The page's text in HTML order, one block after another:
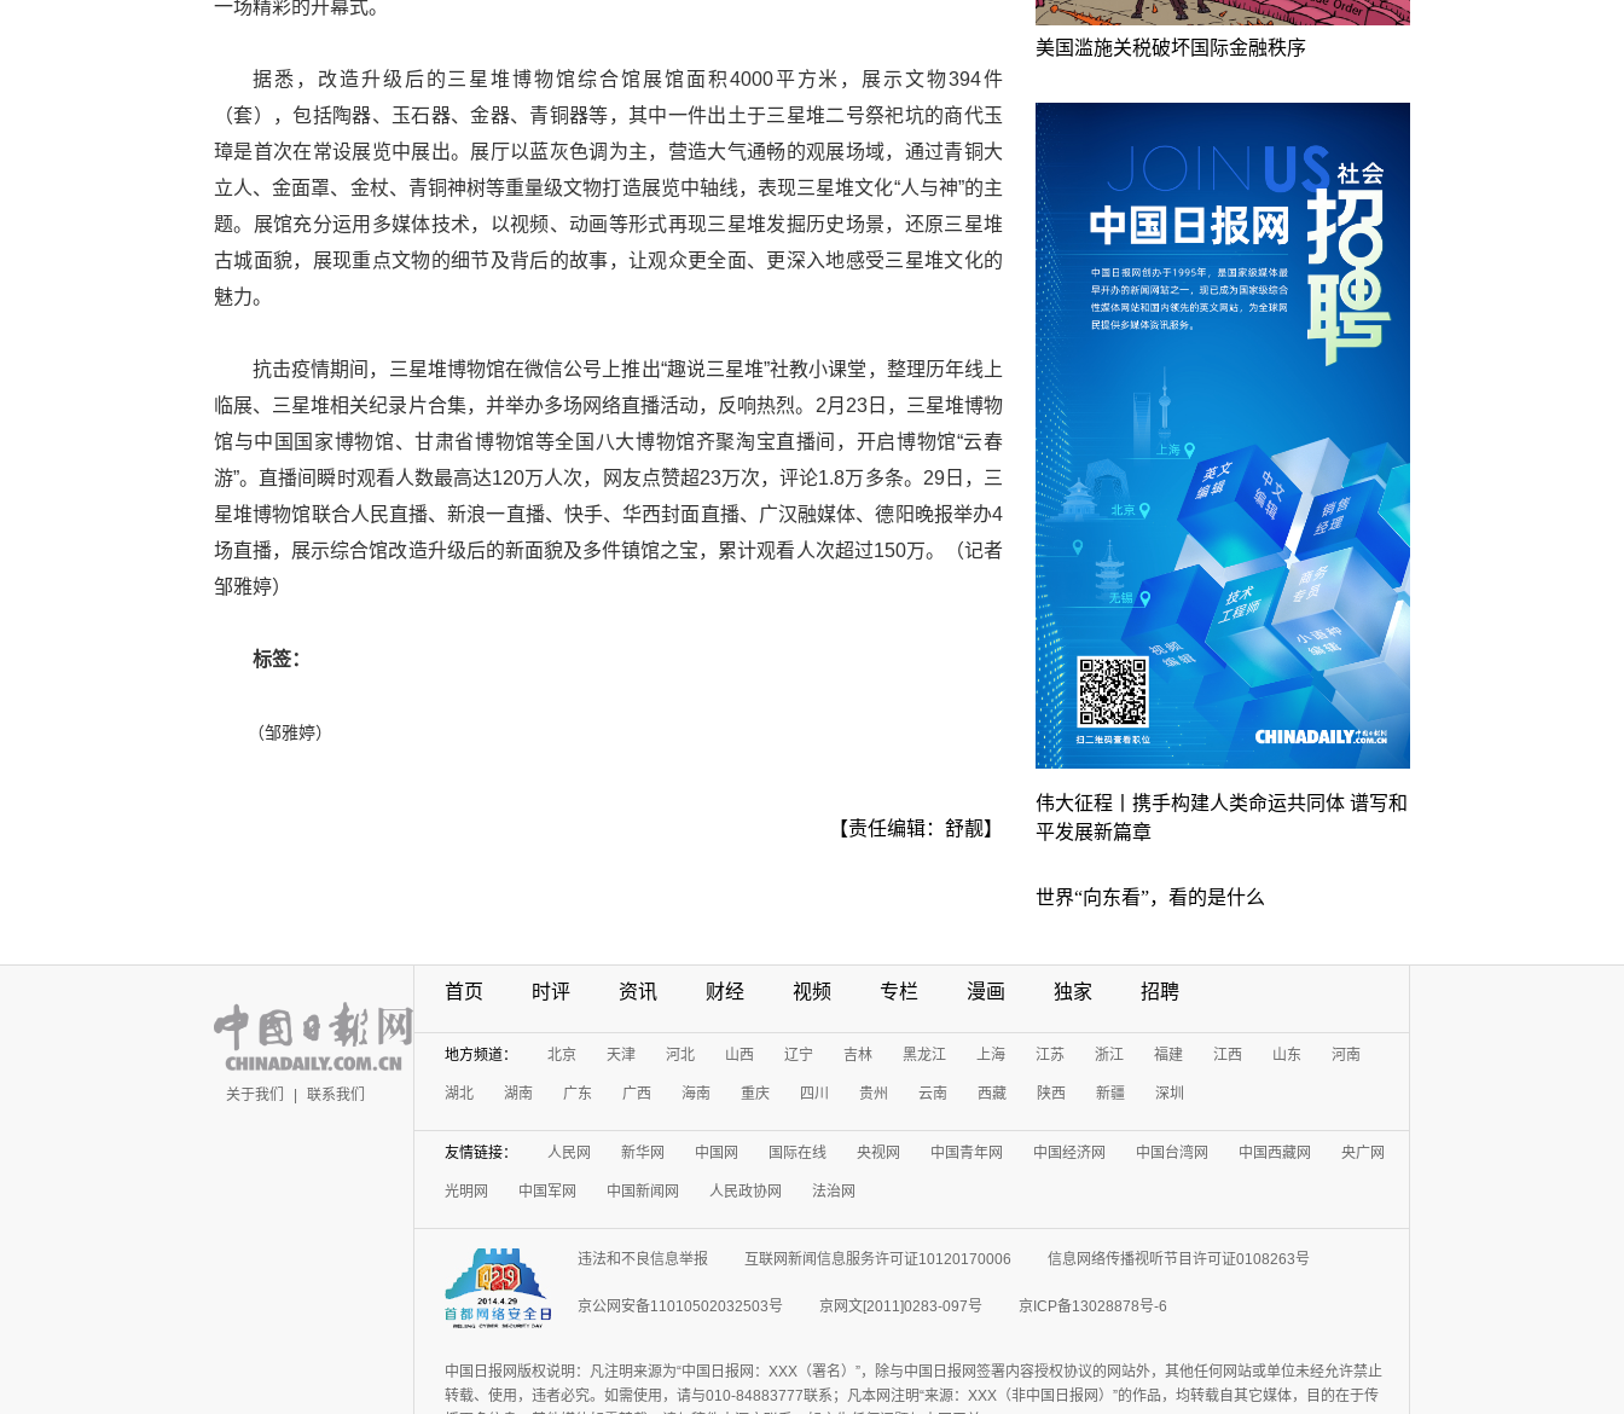
一场精彩的开幕式。
据悉，改造升级后的三星堆博物馆综合馆展馆面积4000平方米，展示文物394件
（套），包括陶器、玉石器、金器、青铜器等，其中一件出土于三星堆二号祭祀坑的商代玉
璋是首次在常设展览中展出。展厅以蓝灰色调为主，营造大气通畅的观展场域，通过青铜大
立人、金面罩、金杖、青铜神树等重量级文物打造展览中轴线，表现三星堆文化“人与神”的主
题。展馆充分运用多媒体技术，以视频、动画等形式再现三星堆发掘历史场景，还原三星堆
古城面貌，展现重点文物的细节及背后的故事，让观众更全面、更深入地感受三星堆文化的
魅力。
抗击疫情期间，三星堆博物馆在微信公号上推出“趣说三星堆”社教小课堂，整理历年线上
临展、三星堆相关纪录片合集，并举办多场网络直播活动，反响热烈。2月23日，三星堆博物
馆与中国国家博物馆、甘肃省博物馆等全国八大博物馆齐聚淘宝直播间，开启博物馆“云春
游”。直播间瞬时观看人数最高达120万人次，网友点赞超23万次，评论1.8万多条。29日，三
星堆博物馆联合人民直播、新浪一直播、快手、华西封面直播、广汉融媒体、德阳晚报举办4
场直播，展示综合馆改造升级后的新面貌及多件镇馆之宝，累计观看人次超过150万。（记者
邹雅婷）
标签：
（邹雅婷）
【责任编辑：舒靓】
美国滥施关税破坏国际金融秩序
伟大征程丨携手构建人类命运共同体 谱写和
平发展新篇章
世界“向东看”，看的是什么
关于我们 联系我们
首页 时评 资讯 财经 视频 专栏 漫画 独家 招聘
地方频道： 北京 天津 河北 山西 辽宁 吉林 黑龙江 上海 江苏 浙江 福建 江西 山东 河南
湖北 湖南 广东 广西 海南 重庆 四川 贵州 云南 西藏 陕西 新疆 深圳
友情链接： 人民网 新华网 中国网 国际在线 央视网 中国青年网 中国经济网 中国台湾网 中国西藏网 央广网
光明网 中国军网 中国新闻网 人民政协网 法治网
违法和不良信息举报 互联网新闻信息服务许可证10120170006 信息网络传播视听节目许可证0108263号
京公网安备11010502032503号 京网文[2011]0283-097号 京ICP备13028878号-6
中国日报网版权说明：凡注明来源为“中国日报网：XXX（署名）”，除与中国日报网签署内容授权协议的网站外，其他任何网站或单位未经允许禁止
转载、使用，违者必究。如需使用，请与010-84883777联系；凡本网注明“来源：XXX（非中国日报网）”的作品，均转载自其它媒体，目的在于传